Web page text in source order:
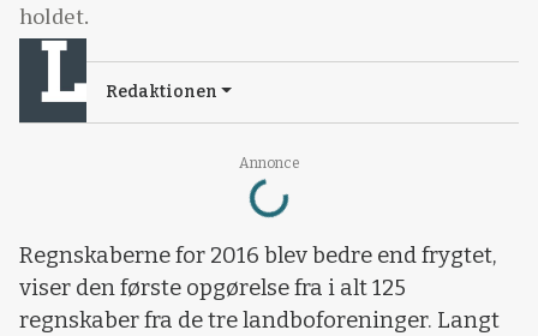
Annonce
Loading...
holdet.
Redaktionen
Regnskaberne for 2016 blev bedre end frygtet,
viser den første opgørelse fra i alt 125
regnskaber fra de tre landboforeninger. Langt